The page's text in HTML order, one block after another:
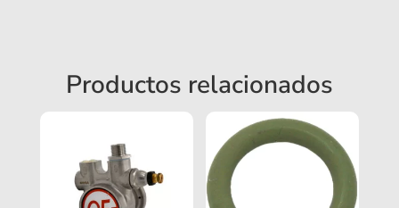
Productos relacionados